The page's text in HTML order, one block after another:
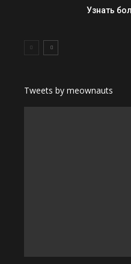
Узнать
Tweets by meownauts